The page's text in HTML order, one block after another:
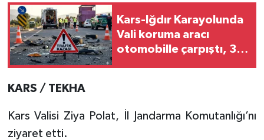
Kars-Iğdır Karayolunda
Vali koruma aracı
otomobille çarpıştı, 3'ü
KARS / TEKHA
Kars Valisi Ziya Polat, İl Jandarma Komutanlığı’nı
ziyaret etti.